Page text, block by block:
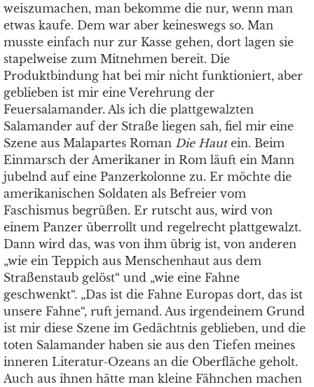
weiszumachen, man bekomme die nur, wenn man
etwas kaufe. Dem war aber keineswegs so. Man
musste einfach nur zur Kasse gehen, dort lagen sie
stapelweise zum Mitnehmen bereit. Die
Produktbindung hat bei mir nicht funktioniert, aber
geblieben ist mir eine Verehrung der
Feuersalamander. Als ich die plattgewalzten
Salamander auf der Straße liegen sah, fiel mir eine
Szene aus Malapartes Roman Die Hautein. Beim
Einmarsch der Amerikaner in Rom läuft ein Mann
jubelnd auf eine Panzerkolonne zu. Er möchte die
amerikanischen Soldaten als Befreier vom
Faschismus begrüßen. Er rutscht aus, wird von
einem Panzer überrollt und regelrecht plattgewalzt.
Dann wird das, was von ihm übrig ist, von anderen
„wie ein Teppich aus Menschenhaut aus dem
Straßenstaub gelöst“ und „wie eine Fahne
geschwenkt“. „Das ist die Fahne Europas dort, das ist
unsere Fahne“, ruft jemand. Aus irgendeinem Grund
ist mir diese Szene im Gedächtnis geblieben, und die
toten Salamander haben sie aus den Tiefen meines
inneren Literatur-Ozeans an die Oberfläche geholt.
Auch aus ihnen hätte man kleine Fähnchen machen